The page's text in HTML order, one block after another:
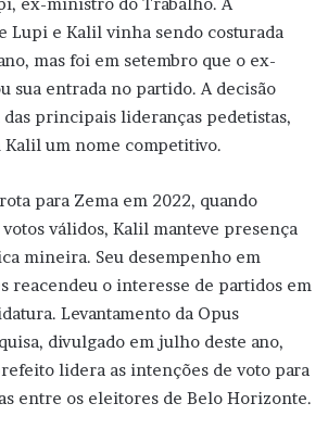
Lupi e Kalil vinha sendo costurada
mas foi em setembro que o ex-
entrada no partido. A decisão
das principais lideranças pedetistas,
Kalil um nome competitivo.
para Zema em 2022, quando
votos válidos, Kalil manteve presença
mineira. Seu desempenho em
reacendeu o interesse de partidos em
Levantamento da Opus
divulgado em julho deste ano,
lidera as intenções de voto para
entre os eleitores de Belo Horizonte.